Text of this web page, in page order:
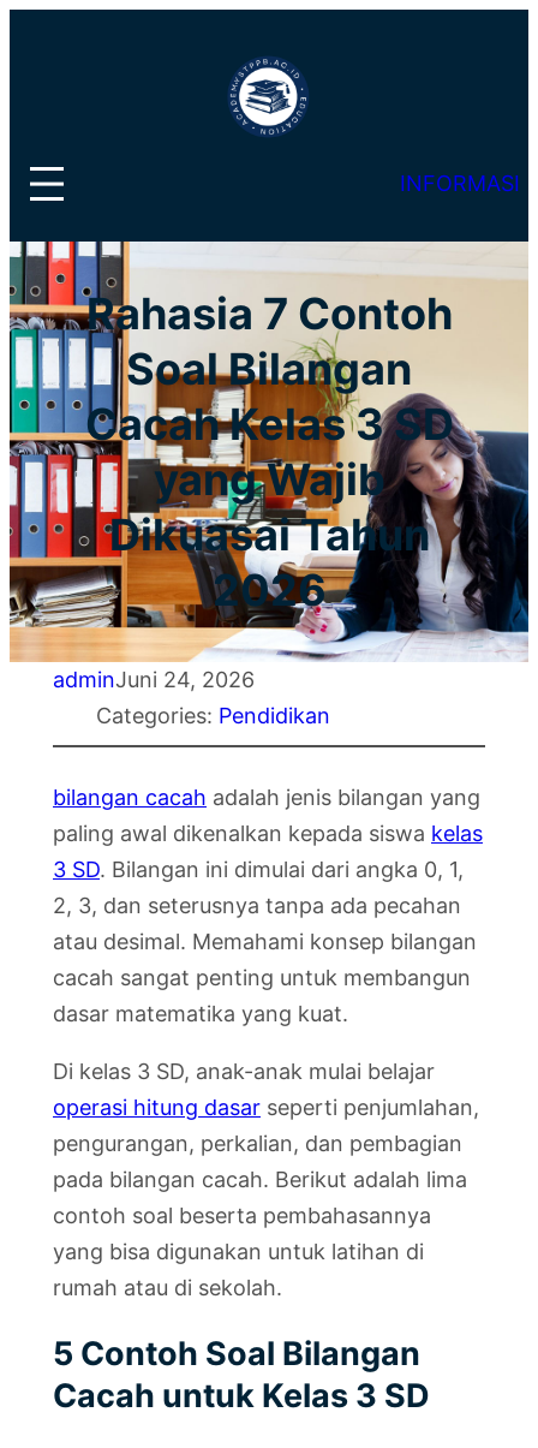
INFORMASI
Rahasia 7 Contoh
Soal Bilangan
Cacah Kelas 3 SD
yang Wajib
Dikuasai Tahun
2026
adminJuni 24, 2026
Categories: Pendidikan
bilangan cacah adalah jenis bilangan yang
paling awal dikenalkan kepada siswa kelas
3 SD. Bilangan ini dimulai dari angka 0, 1,
2, 3, dan seterusnya tanpa ada pecahan
atau desimal. Memahami konsep bilangan
cacah sangat penting untuk membangun
dasar matematika yang kuat.
Di kelas 3 SD, anak-anak mulai belajar
operasi hitung dasar seperti penjumlahan,
pengurangan, perkalian, dan pembagian
pada bilangan cacah. Berikut adalah lima
contoh soal beserta pembahasannya
yang bisa digunakan untuk latihan di
rumah atau di sekolah.
5 Contoh Soal Bilangan
Cacah untuk Kelas 3 SD